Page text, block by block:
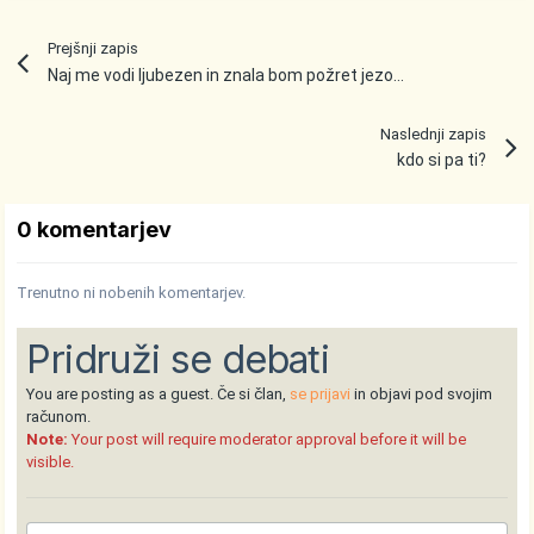
Prejšnji zapis
Naslednji zapis
kdo si pa ti?
0 komentarjev
Trenutno ni nobenih komentarjev.
Pridruži se debati
You are posting as a guest. Če si član, se prijavi in objavi pod svojim
računom.
Note: Your post will require moderator approval before it will be
visible.